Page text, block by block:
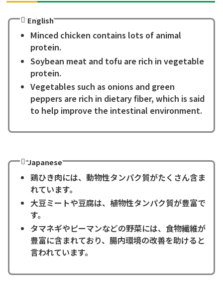
English
Minced chicken contains lots of animal
protein.
Soybean meat and tofu are rich in vegetable
protein.
Vegetables such as onions and green
peppers are rich in dietary fiber, which is said
to help improve the intestinal environment.
Japanese
鶏ひき肉には、動物性タンパク質がたくさん含ま
れています。
大豆ミートや豆腐は、植物性タンパク質が豊富で
す。
タマネギやピーマンなどの野菜には、食物繊維が
豊富に含まれており、腸内環境の改善を助けると
言われています。